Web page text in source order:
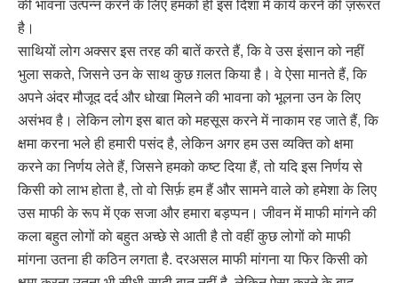
है।
साथियों लोग अक्सर इस तरह की बातें करते हैं, कि वे उस इंसान को नहीं
भुला सकते, जिसने उन के साथ कुछ ग़लत किया है। वे ऐसा मानते हैं, कि
अपने अंदर मौजूद दर्द और धोखा मिलने की भावना को भूलना उन के लिए
असंभव है। लेकिन लोग इस बात को महसूस करने में नाकाम रह जाते हैं, कि
क्षमा करना भले ही हमारी पसंद है, लेकिन अगर हम उस व्यक्ति को क्षमा
करने का निर्णय लेते हैं, जिसने हमको कष्ट दिया हैं, तो यदि इस निर्णय से
किसी को लाभ होता है, तो वो सिर्फ़ हम हैं और सामने वाले को हमेशा के लिए
उस माफी के रूप में एक सजा और हमारा बड़प्पन। जीवन में माफी मांगने की
कला बहुत लोगों काे बहुत अच्छे से आती है तो वहीं कुछ लोगों को माफी
मांगना उतना ही कठिन लगता है. दरअसल माफी मांगना या फिर किसी को